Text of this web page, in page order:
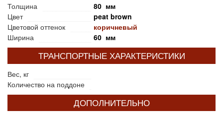
Толщина
80 мм
Цвет
peat brown
Цветовой оттенок
коричневый
Ширина
60 мм
ТРАНСПОРТНЫЕ ХАРАКТЕРИСТИКИ
Вес, кг
Количество на поддоне
ДОПОЛНИТЕЛЬНО